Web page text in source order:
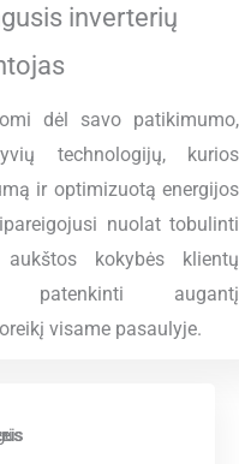
inverterių
dėl savo patikimumo,
technologijų, kurios
ir optimizuotą energijos
nuolat tobulinti
kokybės klientų
patenkinti augantį
visame pasaulyje.